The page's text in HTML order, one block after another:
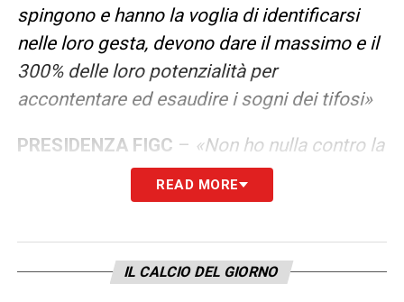
spingono e hanno la voglia di identificarsi
nelle loro gesta, devono dare il massimo e il
300% delle loro potenzialità per
accontentare ed esaudire i sogni dei tifosi»
PRESIDENZA FIGC – «Non ho nulla contro la
sua candidatura, ma da persona che lavora
in questo mondo da tanti anni vi dico
avrei scelto Malagò. Anzi, l’avrei anche
messo come commissario se questa era la
READ MORE
IL CALCIO DEL GIORNO